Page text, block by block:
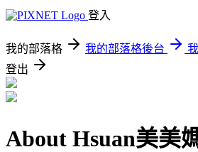
登入
我的部落格 我的部落格後台
登出
About Hsuan美美